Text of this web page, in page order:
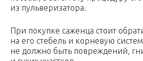
из пульверизатора.
При покупке саженца стоит
на его стебель и корневую
не должно быть повреждений,